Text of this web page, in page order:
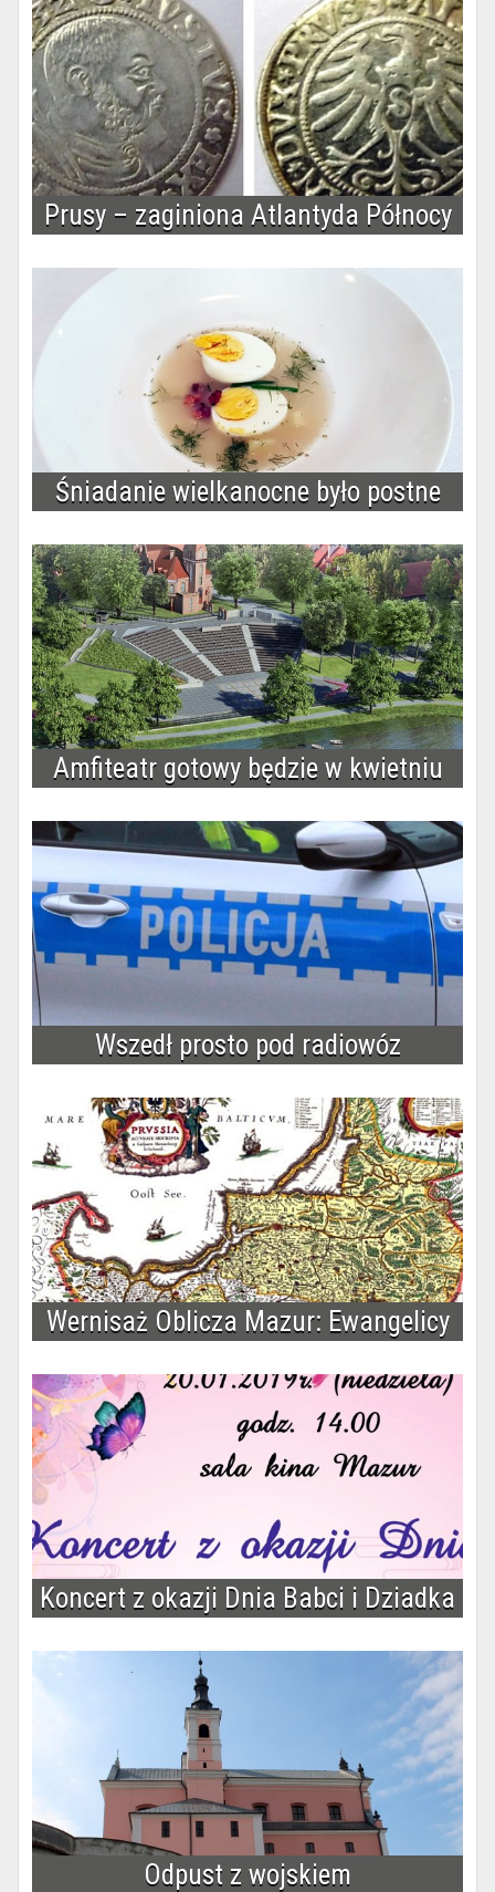
Prusy – zaginiona Atlantyda Północy
Śniadanie wielkanocne było postne
Amfiteatr gotowy będzie w kwietniu
Wszedł prosto pod radiowóz
Wernisaż Oblicza Mazur: Ewangelicy
Koncert z okazji Dnia Babci i Dziadka
Odpust z wojskiem